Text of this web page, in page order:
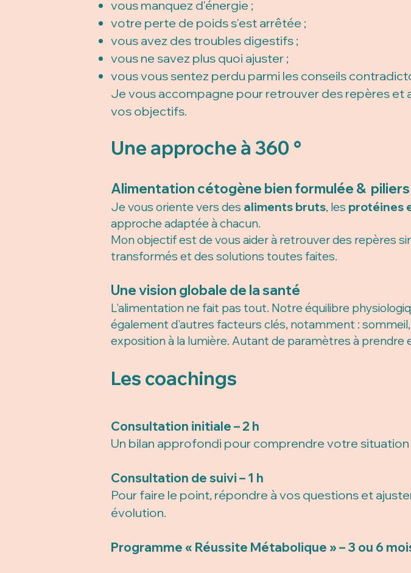
vous manquez d'énergie ;
votre perte de poids s'est arrêtée ;
vous avez des troubles digestifs ;
vous ne savez plus quoi ajuster ;
vous vous sentez perdu parmi les conseils
Je vous accompagne pour retrouver des repères
vos objectifs.
Une approche à 360 °
Alimentation cétogène bien formulée &
Je vous oriente vers des aliments bruts, les protéines
approche adaptée à chacun.
Mon objectif est de vous aider à retrouver des repères
transformés et des solutions toutes faites.
Une vision globale de la santé
L'alimentation ne fait pas tout. Notre équilibre
également d'autres facteurs clés, notamment :
exposition à la lumière. Autant de paramètres à
Les coachings
Consultation initiale – 2 h
Un bilan approfondi pour comprendre votre
Consultation de suivi – 1 h
Pour faire le point, répondre à vos questions et
évolution.
Programme « Réussite Métabolique » – 3 ou 6